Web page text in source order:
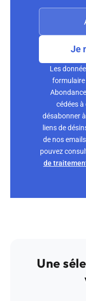
Je
Les
formulaire
cédées
désabonner
liens de
de nos
pouvez
de
Une